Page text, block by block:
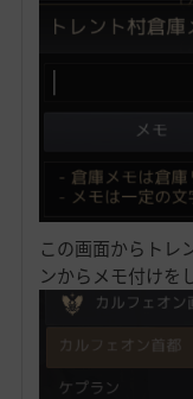
この画面からトレ
ンからメモ付けを